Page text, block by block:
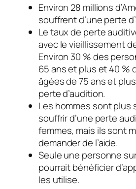
Environ 28 millions
souffrent d’une perte
Le taux de perte
avec le vieillissement
Environ 30 % des
65 ans et plus et 40 %
âgées de 75 ans et
perte d’audition.
Les hommes sont plus
souffrir d’une perte
femmes, mais ils sont
demander de l’aide.
Seule une personne
pourrait bénéficier
les utilise.